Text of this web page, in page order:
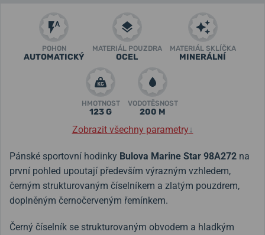
POHON
AUTOMATICKÝ
MATERIÁL POUZDRA
OCEL
MATERIÁL SKLÍČKA
MINERÁLNÍ
HMOTNOST
123 G
VODOTĚSNOST
200 M
Zobrazit všechny parametry↓
Pánské sportovní hodinky Bulova Marine Star 98A272 na
první pohled upoutají především výrazným vzhledem,
černým strukturovaným číselníkem a zlatým pouzdrem,
doplněným černočerveným řemínkem.
Černý číselník se strukturovaným obvodem a hladkým